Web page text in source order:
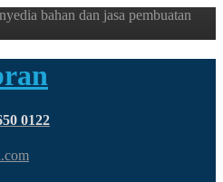
bahan dan jasa pembuatan
0122